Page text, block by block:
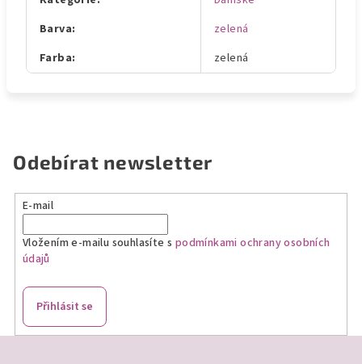
Barva:
zelená
Farba: zelená
Odebírat newsletter
E-mail
Vložením e-mailu souhlasíte s podmínkami ochrany osobních
údajů
Přihlásit se